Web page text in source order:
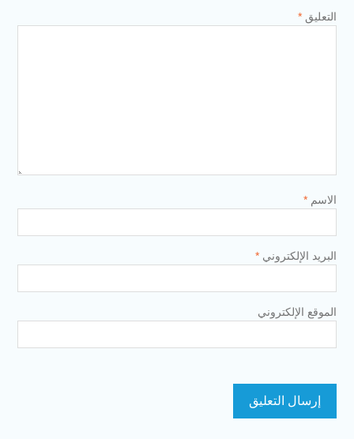
التعليق *
الاسم *
البريد الإلكتروني *
الموقع الإلكتروني